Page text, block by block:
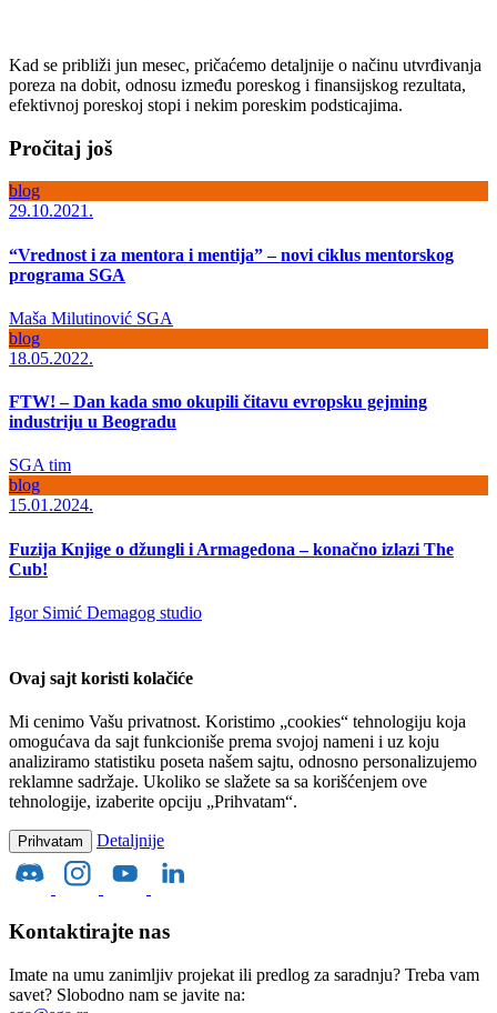
Kad se približi jun mesec, pričaćemo detaljnije o načinu utvrđivanja
poreza na dobit, odnosu između poreskog i finansijskog rezultata,
efektivnoj poreskoj stopi i nekim poreskim podsticajima.
Pročitaj još
blog
29.10.2021.
“Vrednost i za mentora i mentija” – novi ciklus mentorskog
programa SGA
Maša Milutinović SGA
blog
18.05.2022.
FTW! – Dan kada smo okupili čitavu evropsku gejming
industriju u Beogradu
SGA tim
blog
15.01.2024.
Fuzija Knjige o džungli i Armagedona – konačno izlazi The
Cub!
Igor Simić Demagog studio
Ovaj sajt koristi kolačiće
Mi cenimo Vašu privatnost. Koristimo „cookies“ tehnologiju koja
omogućava da sajt funkcioniše prema svojoj nameni i uz koju
analiziramo statistiku poseta našem sajtu, odnosno personalizujemo
reklamne sadržaje. Ukoliko se slažete sa sa korišćenjem ove
tehnologije, izaberite opciju „Prihvatam“.
Prihvatam Detaljnije
Kontaktirajte nas
Imate na umu zanimljiv projekat ili predlog za saradnju? Treba vam
savet? Slobodno nam se javite na: